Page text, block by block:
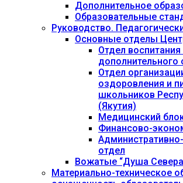
Дополнительное
Образовательные
Руководство.
Основные отделы
Отдел воспитания
дополнительного
Отдел
оздоровления и
школьников
(Якутия)
Медицинский
Финансово-
отдел
Вожатые “Душа
Материально-техническое